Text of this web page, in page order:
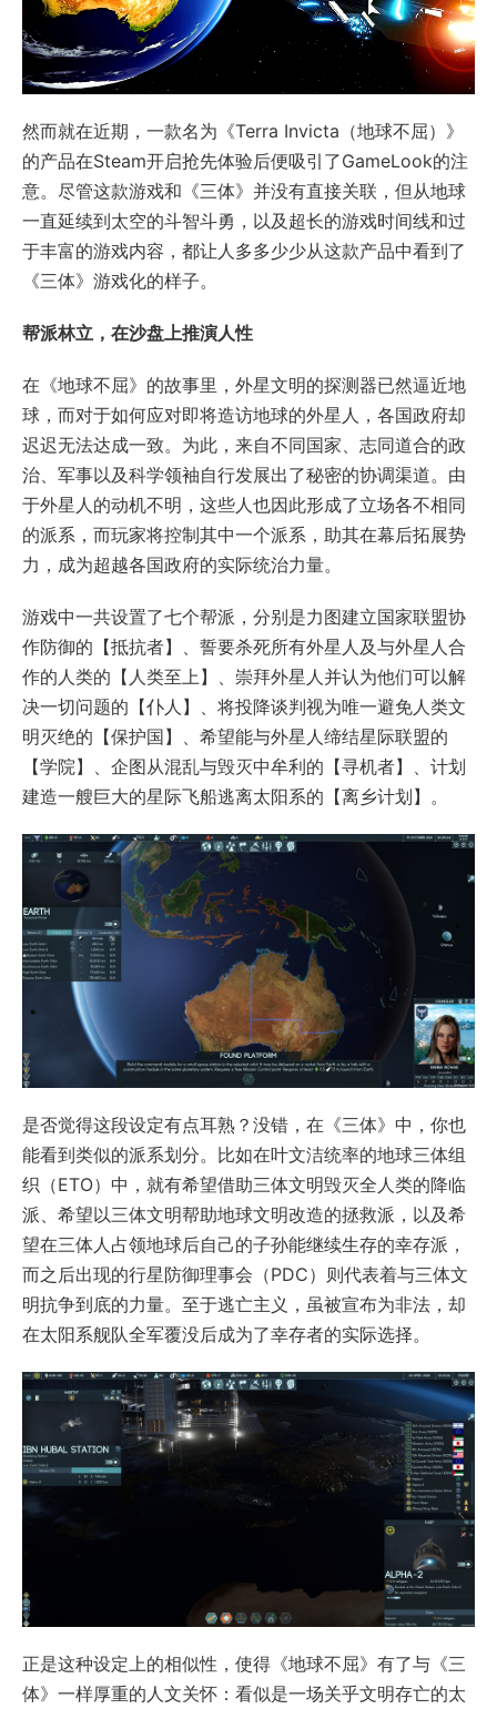
然而就在近期，一款名为《Terra Invicta（地球不屈）》
的产品在Steam开启抢先体验后便吸引了GameLook的注
意。尽管这款游戏和《三体》并没有直接关联，但从地球
一直延续到太空的斗智斗勇，以及超长的游戏时间线和过
于丰富的游戏内容，都让人多多少少从这款产品中看到了
《三体》游戏化的样子。
帮派林立，在沙盘上推演人性
在《地球不屈》的故事里，外星文明的探测器已然逼近地
球，而对于如何应对即将造访地球的外星人，各国政府却
迟迟无法达成一致。为此，来自不同国家、志同道合的政
治、军事以及科学领袖自行发展出了秘密的协调渠道。由
于外星人的动机不明，这些人也因此形成了立场各不相同
的派系，而玩家将控制其中一个派系，助其在幕后拓展势
力，成为超越各国政府的实际统治力量。
游戏中一共设置了七个帮派，分别是力图建立国家联盟协
作防御的【抵抗者】、誓要杀死所有外星人及与外星人合
作的人类的【人类至上】、崇拜外星人并认为他们可以解
决一切问题的【仆人】、将投降谈判视为唯一避免人类文
明灭绝的【保护国】、希望能与外星人缔结星际联盟的
【学院】、企图从混乱与毁灭中牟利的【寻机者】、计划
建造一艘巨大的星际飞船逃离太阳系的【离乡计划】。
是否觉得这段设定有点耳熟？没错，在《三体》中，你也
能看到类似的派系划分。比如在叶文洁统率的地球三体组
织（ETO）中，就有希望借助三体文明毁灭全人类的降临
派、希望以三体文明帮助地球文明改造的拯救派，以及希
望在三体人占领地球后自己的子孙能继续生存的幸存派，
而之后出现的行星防御理事会（PDC）则代表着与三体文
明抗争到底的力量。至于逃亡主义，虽被宣布为非法，却
在太阳系舰队全军覆没后成为了幸存者的实际选择。
正是这种设定上的相似性，使得《地球不屈》有了与《三
体》一样厚重的人文关怀：看似是一场关乎文明存亡的太